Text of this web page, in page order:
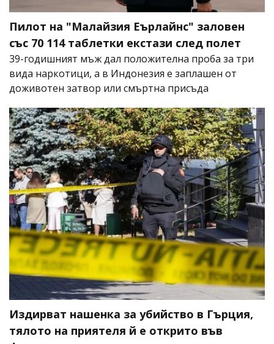
Пилот на "Малайзия Еърлайнс" заловен
със 70 114 таблетки екстази след полет
39-годишният мъж дал положителна проба за три
вида наркотици, а в Индонезия е заплашен от
доживотен затвор или смъртна присъда
Издирват нашенка за убийство в Гърция,
тялото на приятеля й е открито във